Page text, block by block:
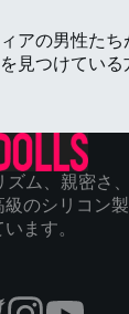
アの男性たち
見つけている
ム、親密さ
のシリコン
ます。